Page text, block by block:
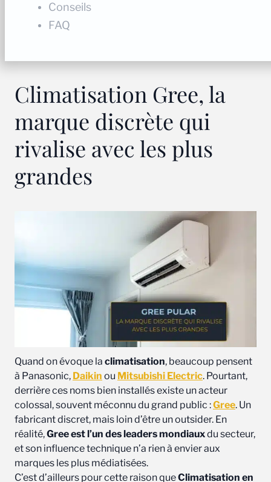
Climatisation Gree, la
marque discrète qui
rivalise avec les plus
grandes
Quand on évoque la climatisation, beaucoup pensent
à Panasonic, Daikin ou Mitsubishi Electric. Pourtant,
derrière ces noms bien installés existe un acteur
colossal, souvent méconnu du grand public :Gree. Un
fabricant discret, mais loin d’être un outsider. En
réalité,Gree est l’un des leaders mondiauxdu secteur,
et son influence technique n’a rien à envier aux
marques les plus médiatisées.
C’est d’ailleurs pour cette raison queClimatisation en
Conseils
FAQ